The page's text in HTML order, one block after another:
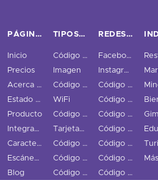
PÁGINAS PRINCIPALES
Inicio
Precios
Acerca de nosotros
Estado de los códigos QR
Producto
Integraciones
Características
Escáner de Código QR
Blog
TIPOS DE CÓDIGOS QR
Código QR URL
Imagen
Código QR PDF
WiFi
Código QR vCard
Tarjetas de Visita Digitales
Código QR Email
Código QR Teléfono
Código QR SMS
REDES SOCIALES
Facebook
Instagram
Código QR Twitter
Código QR LinkedIn
Código QR Snapchat
Código QR TikTok
Código QR YouTube
Código QR Spotify
Código QR Redes Sociales